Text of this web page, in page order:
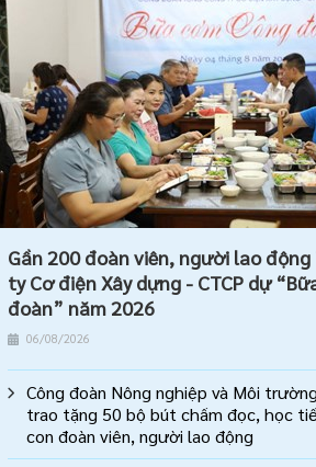
Gần 200 đoàn viên, người lao động
ty Cơ điện Xây dựng - CTCP dự
đoàn” năm 2026
06/08/2026
Công đoàn Nông nghiệp và Môi
trao tặng 50 bộ bút chấm đọc, học
con đoàn viên, người lao động